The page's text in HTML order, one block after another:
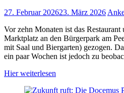
27. Februar 202623. März 2026
Vor zehn Monaten ist das
Marktplatz an den Bürgerpark am
mit Saal und Biergarten) gezogen.
ein paar Wochen ist jedoch zu
Hier weiterlesen